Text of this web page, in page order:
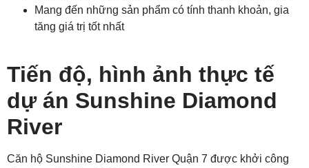
Mang đến những sản phẩm có tính thanh khoản, gia
tăng giá trị tốt nhất
Tiến độ, hình ảnh thực tế
dự án Sunshine Diamond
River
Căn hộ Sunshine Diamond River Quận 7 được khởi công